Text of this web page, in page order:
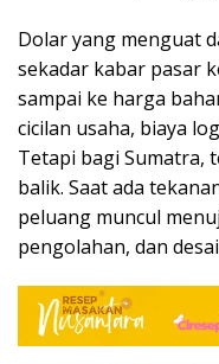
Dolar yang menguat
sekadar kabar pasar
sampai ke harga
cicilan usaha, biaya
Tetapi bagi Sumatra,
balik. Saat ada
peluang muncul
pengolahan, dan